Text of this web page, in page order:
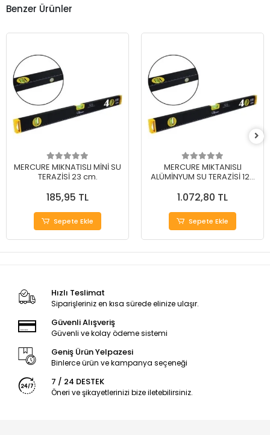
Benzer Ürünler
MERCURE MIKNATISLI MİNİ SU
TERAZİSİ 23 cm.
185,95 TL
Sepete Ekle
MERCURE MIKTANISLI
ALÜMİNYUM SU TERAZİSİ 120
1.072,80 TL
Sepete Ekle
Hızlı Teslimat
Siparişleriniz en kısa sürede elinize ulaşır.
Güvenli Alışveriş
Güvenli ve kolay ödeme sistemi
Geniş Ürün Yelpazesi
Binlerce ürün ve kampanya seçeneği
7 / 24 DESTEK
Öneri ve şikayetlerinizi bize iletebilirsiniz.